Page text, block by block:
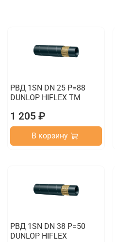
РВД 1SN DN 25 P=88
DUNLOP HIFLEX TM
1 205 ₽
В корзину
РВД 1SN DN 38 P=50
DUNLOP HIFLEX